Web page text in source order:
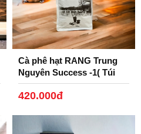
Cà phê hạt RANG Trung
Nguyên Success -1( Túi
1kg)
420.000đ